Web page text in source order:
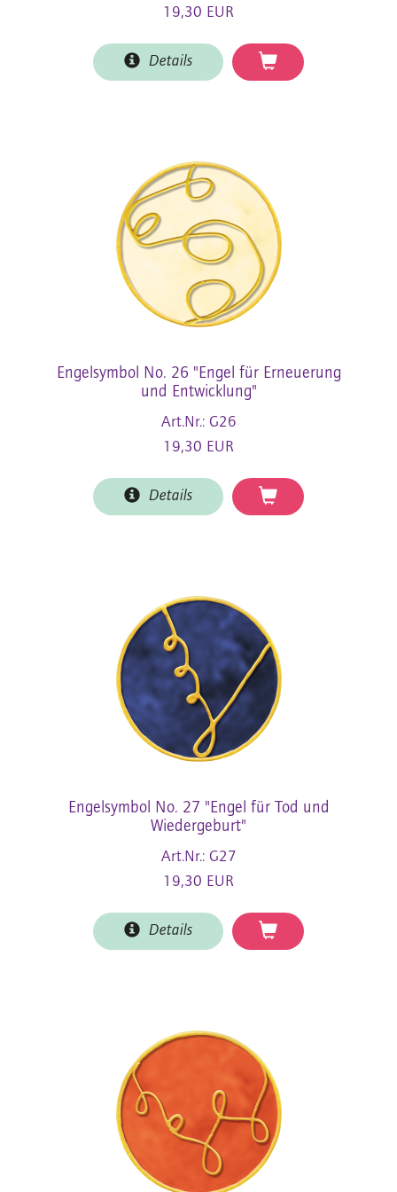
19,30 EUR
Details
Engelsymbol No. 26 "Engel für Erneuerung
und Entwicklung"
Art.Nr.: G26
19,30 EUR
Details
Engelsymbol No. 27 "Engel für Tod und
Wiedergeburt"
Art.Nr.: G27
19,30 EUR
Details